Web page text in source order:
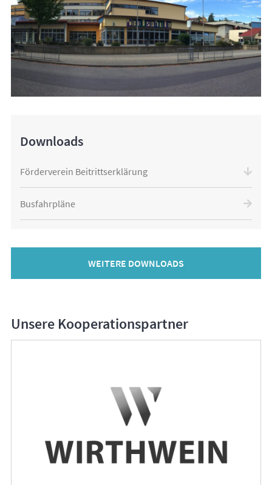
Downloads
Förderverein Beitrittserklärung
Busfahrpläne
WEITERE DOWNLOADS
Unsere Kooperationspartner